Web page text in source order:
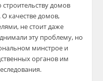
домов
качестве домов,
не стоит даже
эту проблему, но
минстрое и
органов им